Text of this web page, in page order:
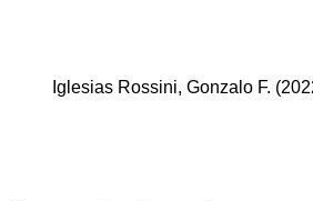
Iglesias Rossini, Gonzalo F.